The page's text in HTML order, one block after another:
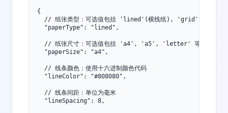
{
// 纸张类型：可选值包括 'lined'(横线纸), 'grid'(方格纸
  "paperType": "lined",
// 纸张尺寸：可选值包括 'a4', 'a5', 'letter' 等，或
  "paperSize": "a4",
  // 线条颜色：使用十六进制颜色代码
  "lineColor": "#808080",
  // 线条间距：单位为毫米
  "lineSpacing": 8,